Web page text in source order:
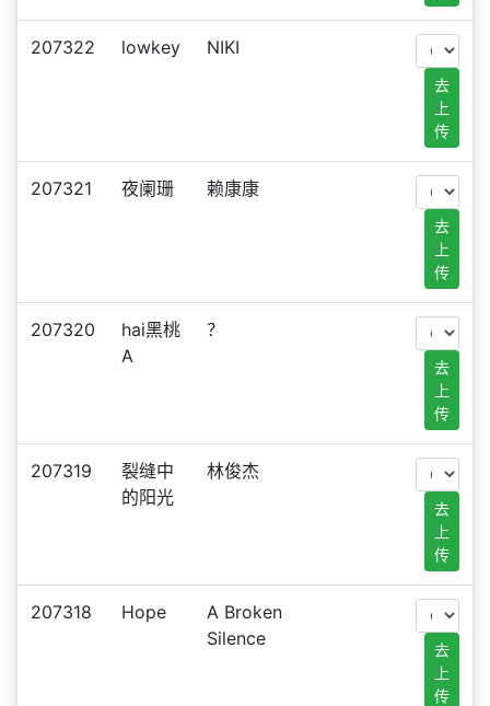
207322 lowkey NIKI
去
上
传
207321 夜阑珊 赖康康
去
上
传
207320
hai黑桃
A
？
去
上
传
207319
裂缝中
的阳光
林俊杰
去
上
传
207318 Hope
A Broken
Silence
去
上
传